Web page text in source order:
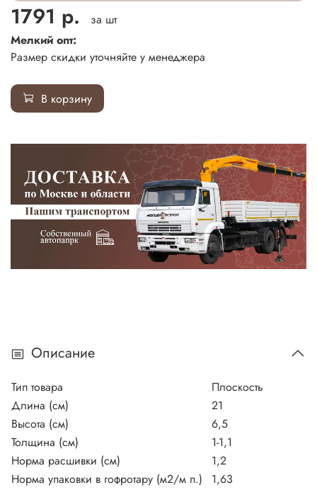
1791 р.
за шт
Мелкий опт:
Размер скидки уточняйте у менеджера
В корзину
Описание
Тип товара
Плоскость
Длина (см)
21
Высота (см)
6,5
Толщина (см)
1-1,1
Норма расшивки (см)
1,2
Норма упаковки в гофротару (м2/м п.)
1,63